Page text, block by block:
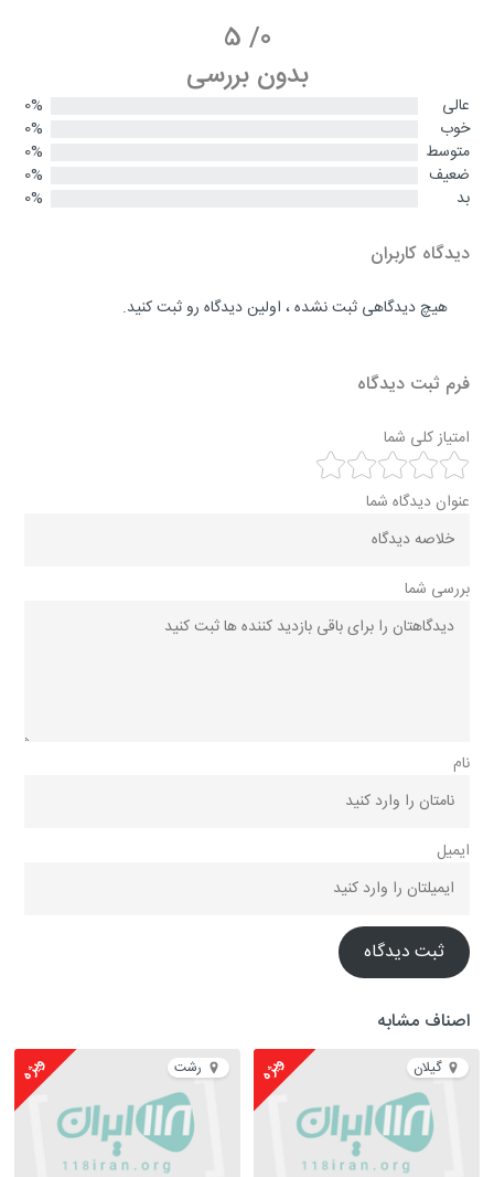
0
/
5
بدون بررسی
عالی
0%
خوب
0%
متوسط
0%
ضعیف
0%
بد
0%
دیدگاه کاربران
هیچ دیدگاهی ثبت نشده ، اولین دیدگاه رو ثبت کنید.
فرم ثبت دیدگاه
امتیاز کلی شما
عنوان دیدگاه شما
بررسی شما
نام
ایمیل
ثبت دیدگاه
اصناف مشابه
گیلان ویژه رشت ویژه